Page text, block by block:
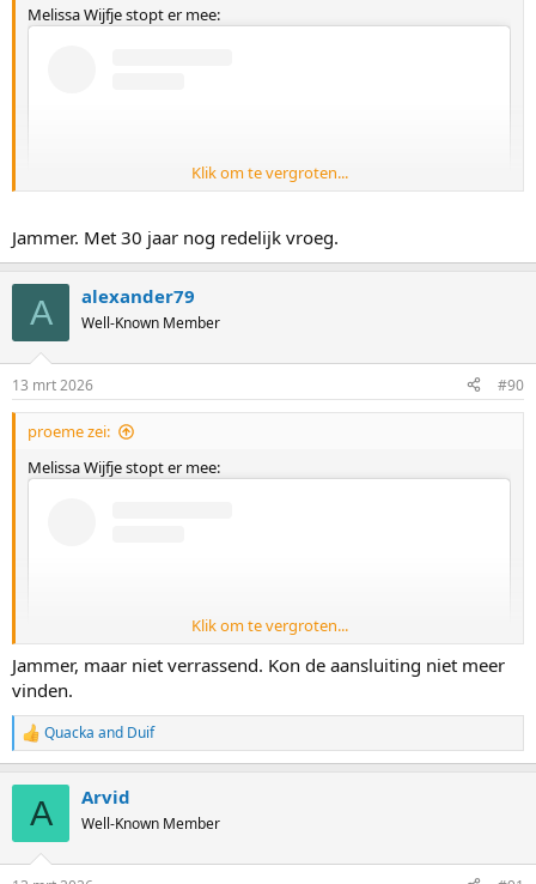
Melissa Wijfje stopt er mee:
View this content on Instagram
Klik om te vergroten...
Jammer. Met 30 jaar nog redelijk vroeg.
A alexander79
Well-Known Member
13 mrt 2026 #90
proeme zei:
Melissa Wijfje stopt er mee:
Klik om te vergroten...
Jammer, maar niet verrassend. Kon de aansluiting niet meer
vinden.
R
e
Quacka and Duif
A Arvid
Well-Known Member